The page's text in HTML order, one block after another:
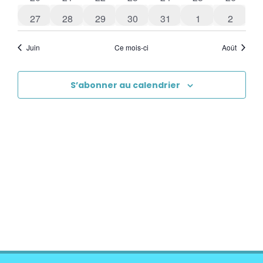
0 évènements
27 0 évènements
28 0 évènements
29 0 évènements
30 0 évènements
31 0 évènements
1 0
2
Juin Ce mois-ci Août
S’abonner au calendrier